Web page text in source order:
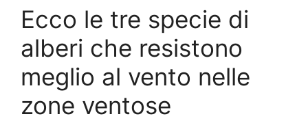
Ecco le tre specie di
alberi che resistono
meglio al vento nelle
zone ventose